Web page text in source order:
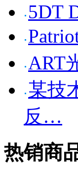
5DT
ART
某技
反…
热销商